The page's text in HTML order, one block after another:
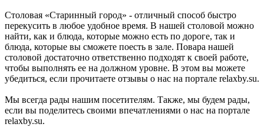
Столовая «Старинный город» - отличный способ быстро
перекусить в любое удобное время. В нашей столовой можно
найти, как и блюда, которые можно есть по дороге, так и
блюда, которые вы сможете поесть в зале. Повара нашей
столовой достаточно ответственно подходят к своей работе,
чтобы выполнять ее на должном уровне. В этом вы можете
убедиться, если прочитаете отзывы о нас на портале relaxby.su.
Мы всегда рады нашим посетителям. Также, мы будем рады,
если вы поделитесь своими впечатлениями о нас на портале
relaxby.su.